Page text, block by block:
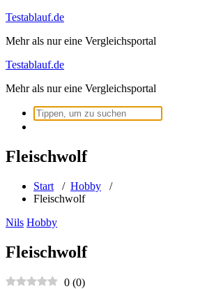
Zum
springen
Testablauf.de
Mehr als nur eine Vergleichsportal
Testablauf.de
Mehr als nur eine Vergleichsportal
Suchen
nach:
Fleischwolf
Start / Hobby /
Fleischwolf
Nils Hobby
Fleischwolf
0 (0)